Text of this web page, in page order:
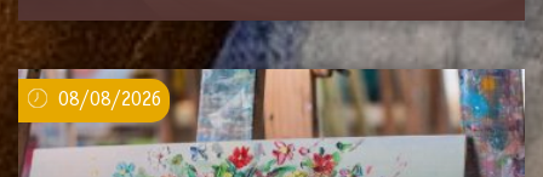
08/08/2026